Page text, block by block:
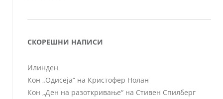
СКОРЕШНИ НАПИСИ
Илинден
Кон „Одисеја“ на Кристофер Нолан
Кон „Ден на разоткривање“ на Стивен Спилберг